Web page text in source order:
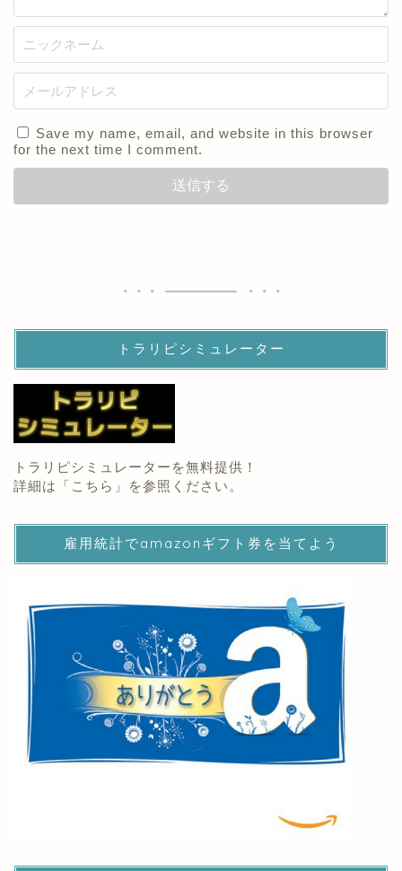
Save my name, email, and website in this browser
for the next time I comment.
トラリピシミュレーター
トラリピシミュレーターを無料提供！
詳細は「 こちら 」を参照ください。
雇用統計でamazonギフト券を当てよう